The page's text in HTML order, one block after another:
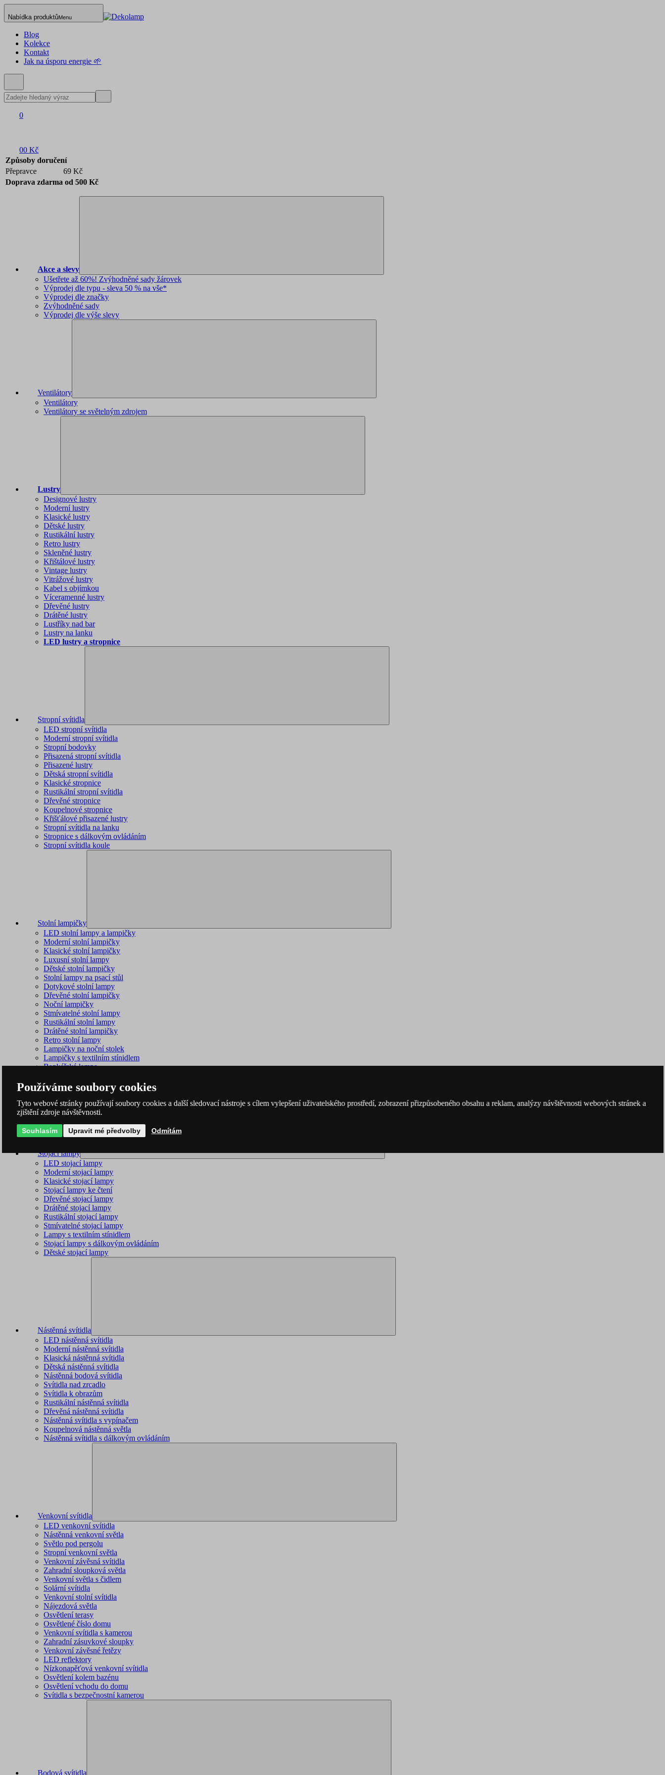
Nabídka produktůMenu
Blog
Kolekce
Kontakt
Jak na úsporu energie 🌱
0
00 Kč
Způsoby doručení
Přepravce
69 Kč
Doprava zdarma od 500 Kč
Akce a slevy
Ušetřete až 60%! Zvýhodněné sady žárovek
Výprodej dle typu - sleva 50 % na vše*
Výprodej dle značky
Zvýhodněné sady
Výprodej dle výše slevy
Ventilátory
Ventilátory
Ventilátory se světelným zdrojem
Lustry
Designové lustry
Moderní lustry
Klasické lustry
Dětské lustry
Rustikální lustry
Retro lustry
Skleněné lustry
Křištálové lustry
Vintage lustry
Vitrážové lustry
Kabel s objímkou
Víceramenné lustry
Dřevěné lustry
Drátěné lustry
Lustříky nad bar
Lustry na lanku
LED lustry a stropnice
Stropní svítidla
LED stropní svítidla
Moderní stropní svítidla
Stropní bodovky
Přisazená stropní svítidla
Přisazené lustry
Dětská stropní svítidla
Klasické stropnice
Rustikální stropní svítidla
Dřevěné stropnice
Koupelnové stropnice
Křišťálové přisazené lustry
Stropní svítidla na lanku
Stropnice s dálkovým ovládáním
Stropní svítidla koule
Stolní lampičky
LED stolní lampy a lampičky
Moderní stolní lampičky
Klasické stolní lampičky
Luxusní stolní lampy
Dětské stolní lampičky
Stolní lampy na psací stůl
Dotykové stolní lampy
Dřevěné stolní lampičky
Noční lampičky
Stmívatelné stolní lampy
Rustikální stolní lampy
Drátěné stolní lampičky
Retro stolní lampy
Lampičky na noční stolek
Lampičky s textilním stínidlem
Bankéřská lampa
Stojací lampy
LED stojací lampy
Moderní stojací lampy
Klasické stojací lampy
Stojací lampy ke čtení
Dřevěné stojací lampy
Drátěné stojací lampy
Rustikální stojací lampy
Stmívatelné stojací lampy
Lampy s textilním stínidlem
Stojací lampy s dálkovým ovládáním
Dětské stojací lampy
Nástěnná svítidla
LED nástěnná svítidla
Moderní nástěnná svítidla
Klasická nástěnná svítidla
Dětská nástěnná svítidla
Nástěnná bodová svítidla
Svítidla nad zrcadlo
Svítidla k obrazům
Rustikální nástěnná svítidla
Dřevěná nástěnná svítidla
Nástěnná svítidla s vypínačem
Koupelnová nástěnná světla
Nástěnná svítidla s dálkovým ovládáním
Venkovní svítidla
LED venkovní svítidla
Nástěnná venkovní světla
Světlo pod pergolu
Stropní venkovní světla
Venkovní závěsná svítidla
Zahradní sloupková světla
Venkovní světla s čidlem
Solární svítidla
Venkovní stolní svítidla
Nájezdová světla
Osvětlení terasy
Osvětlené číslo domu
Venkovní svítidla s kamerou
Zahradní zásuvkové sloupky
Venkovní závěsné řetězy
LED reflektory
Nízkonapěťová venkovní svítidla
Osvětlení kolem bazénu
Osvětlení vchodu do domu
Svítidla s bezpečnostní kamerou
Bodová svítidla
Používáme soubory cookies
Tyto webové stránky používají soubory cookies a další sledovací nástroje s cílem vylepšení uživatelského prostředí, zobrazení přizpůsobeného obsahu a reklam, analýzy návštěvnosti webových stránek a
zjištění zdroje návštěvnosti.
Souhlasím Upravit mé předvolby Odmítám